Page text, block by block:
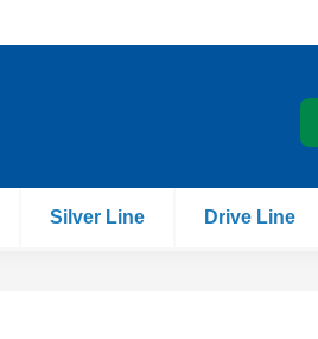
Silver Line Drive Line